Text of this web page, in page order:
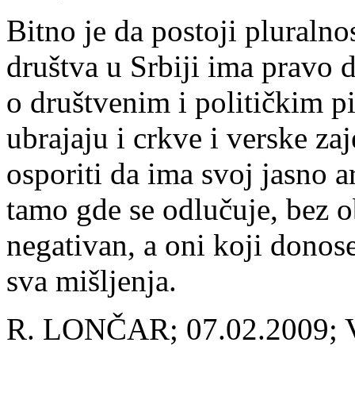
Bitno je da postoji
društva u Srbiji ima pravo
o društvenim i političkim
ubrajaju i crkve i verske
osporiti da ima svoj jasno
tamo gde se odlučuje, bez
negativan, a oni koji
sva mišljenja.
R. LONČAR; 07.02.2009;